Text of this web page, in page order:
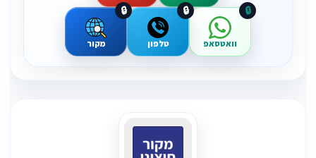
וואטסאפ
🔒
טלפון
🔒
מקור
🔒